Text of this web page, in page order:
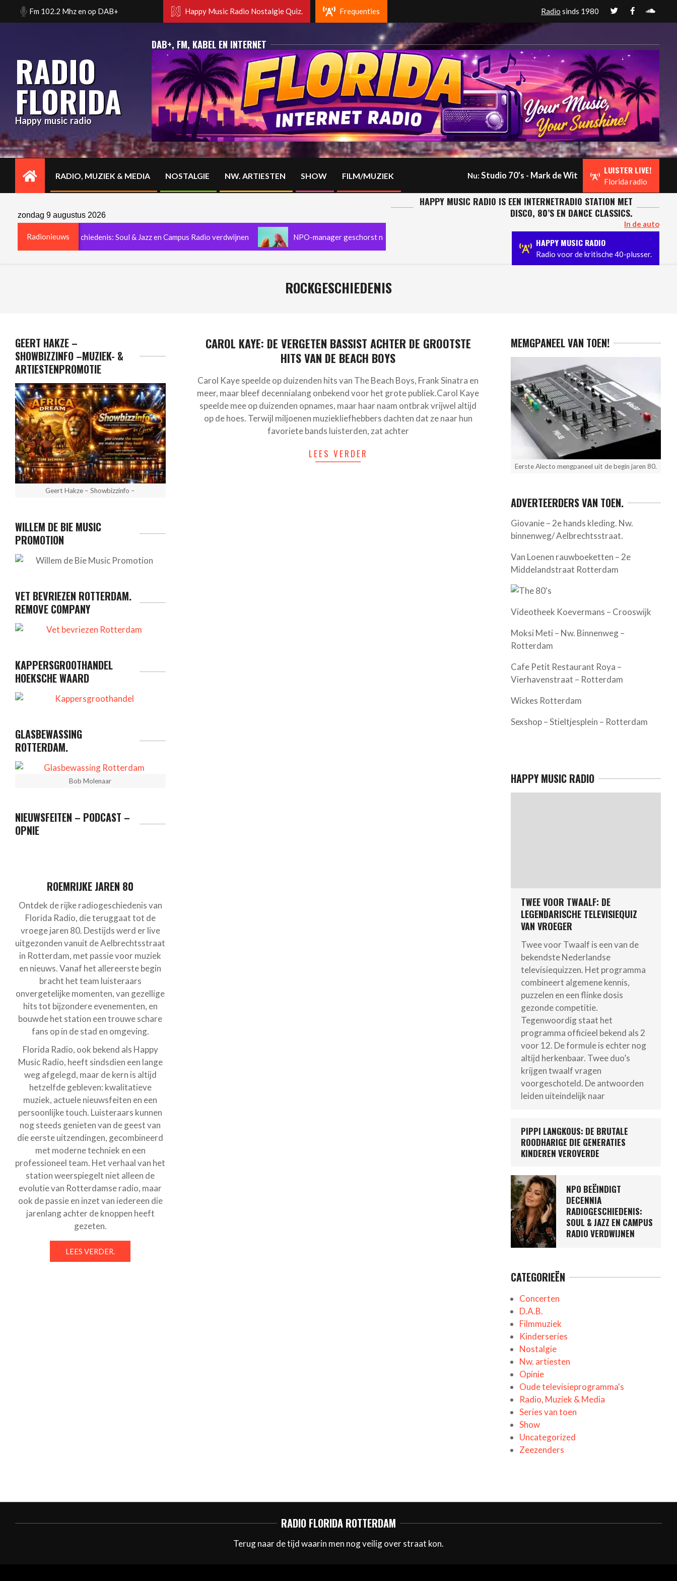
Fm 102.2 Mhz en op DAB+ Happy music radio. Florida radio Rotterdam. Fm 102.2 Mhz en op DAB+
Happy Music Radio Nostalgie Quiz. Frequenties Radio sinds 1980
RADIO
FLORIDA
Happy music radio
DAB+, FM, KABEL EN INTERNET
Primary
Navigation
RADIO, MUZIEK & MEDIA NOSTALGIE NW. ARTIESTEN SHOW FILM/MUZIEK Nu: Studio 70’s - Mark de Wit LUISTER LIVE!
Florida radio
zondag 9 augustus 2026
Radionieuws
radiogeschiedenis: Soul & Jazz en Campus Radio verdwijnen NPO-manager geschorst na versturen van ‘pik-foto’ in groepsapp.
HAPPY MUSIC RADIO IS EEN INTERNETRADIO STATION MET
DISCO, 80’S EN DANCE CLASSICS.
In de auto
HAPPY MUSIC RADIO
Radio voor de kritische 40-plusser.
ROCKGESCHIEDENIS
CAROL KAYE: DE VERGETEN BASSIST ACHTER DE GROOTSTE
HITS VAN DE BEACH BOYS
Carol Kaye speelde op duizenden hits van The Beach Boys, Frank Sinatra en
meer, maar bleef decennialang onbekend voor het grote publiek.Carol Kaye
speelde mee op duizenden opnames, maar haar naam ontbrak vrijwel altijd
op de hoes. Terwijl miljoenen muziekliefhebbers dachten dat ze naar hun
favoriete bands luisterden, zat achter
LEES VERDER
GEERT HAKZE –
SHOWBIZZINFO –MUZIEK- &
ARTIESTENPROMOTIE
Geert Hakze – Showbizzinfo –
WILLEM DE BIE MUSIC
PROMOTION
VET BEVRIEZEN ROTTERDAM.
REMOVE COMPANY
KAPPERSGROOTHANDEL
HOEKSCHE WAARD
GLASBEWASSING
ROTTERDAM.
Bob Molenaar
NIEUWSFEITEN – PODCAST –
OPNIE
ROEMRIJKE JAREN 80
Ontdek de rijke radiogeschiedenis van
Florida Radio, die teruggaat tot de
vroege jaren 80. Destijds werd er live
uitgezonden vanuit de Aelbrechtsstraat
in Rotterdam, met passie voor muziek
en nieuws. Vanaf het allereerste begin
bracht het team luisteraars
onvergetelijke momenten, van gezellige
hits tot bijzondere evenementen, en
bouwde het station een trouwe schare
fans op in de stad en omgeving.
Florida Radio, ook bekend als Happy
Music Radio, heeft sindsdien een lange
weg afgelegd, maar de kern is altijd
hetzelfde gebleven: kwalitatieve
muziek, actuele nieuwsfeiten en een
persoonlijke touch. Luisteraars kunnen
nog steeds genieten van de geest van
die eerste uitzendingen, gecombineerd
met moderne techniek en een
professioneel team. Het verhaal van het
station weerspiegelt niet alleen de
evolutie van Rotterdamse radio, maar
ook de passie en inzet van iedereen die
jarenlang achter de knoppen heeft
gezeten.
LEES VERDER.
MEMGPANEEL VAN TOEN!
Eerste Alecto mengpaneel uit de begin jaren 80.
ADVERTEERDERS VAN TOEN.
Giovanie – 2e hands kleding. Nw.
binnenweg/ Aelbrechtsstraat.
Van Loenen rauwboeketten – 2e
Middelandstraat Rotterdam
Videotheek Koevermans – Crooswijk
Moksi Meti – Nw. Binnenweg –
Rotterdam
Cafe Petit Restaurant Roya –
Vierhavenstraat – Rotterdam
Wickes Rotterdam
Sexshop – Stieltjesplein – Rotterdam
HAPPY MUSIC RADIO
TWEE VOOR TWAALF: DE
LEGENDARISCHE TELEVISIEQUIZ
VAN VROEGER
Twee voor Twaalf is een van de
bekendste Nederlandse
televisiequizzen. Het programma
combineert algemene kennis,
puzzelen en een flinke dosis
gezonde competitie.
Tegenwoordig staat het
programma officieel bekend als 2
voor 12. De formule is echter nog
altijd herkenbaar. Twee duo’s
krijgen twaalf vragen
voorgeschoteld. De antwoorden
leiden uiteindelijk naar
PIPPI LANGKOUS: DE BRUTALE
ROODHARIGE DIE GENERATIES
KINDEREN VEROVERDE
NPO BEËINDIGT
DECENNIA
RADIOGESCHIEDENIS:
SOUL & JAZZ EN CAMPUS
RADIO VERDWIJNEN
CATEGORIEËN
Concerten
D.A.B.
Filmmuziek
Kinderseries
Nostalgie
Nw. artiesten
Opinie
Oude televisieprogramma's
Radio, Muziek & Media
Series van toen
Show
Uncategorized
Zeezenders
RADIO FLORIDA ROTTERDAM
Terug naar de tijd waarin men nog veilig over straat kon.